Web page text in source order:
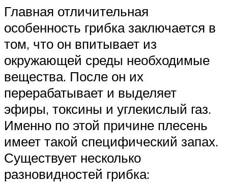
Главная отличительная
особенность грибка заключается в
том, что он впитывает из
окружающей среды необходимые
вещества. После он их
перерабатывает и выделяет
эфиры, токсины и углекислый газ.
Именно по этой причине плесень
имеет такой специфический запах.
Существует несколько
разновидностей грибка: